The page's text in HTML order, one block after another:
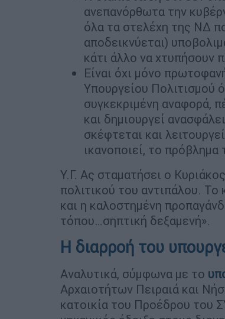
ανεπανόρθωτα την
όλα τα στελέχη της ΝΔ
αποδεικνύεται)
κάτι άλλο να χτυπήσουν
Είναι όχι μόνο
Υπουργείου Πολιτισμού
συγκεκριμένη αναφορά,
και δημιουργεί
σκέφτεται και
ικανοποιεί, το πρόβλημα
Υ.Γ. Ας σταματήσει ο
πολιτικού του αντιπάλου. Το
και η καλοστημένη
τόπου…σηπτική δεξαμενή».
Η διαρροή του
Αναλυτικά, σύμφωνα με το
Αρχαιοτήτων Πειραιά και
κατοικία του Προέδρου του